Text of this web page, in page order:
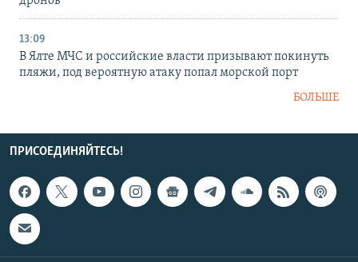
13:09
В Ялте МЧС и российские власти призывают покинуть
пляжи, под вероятную атаку попал морской порт
БОЛЬШЕ
ПРИСОЕДИНЯЙТЕСЬ!